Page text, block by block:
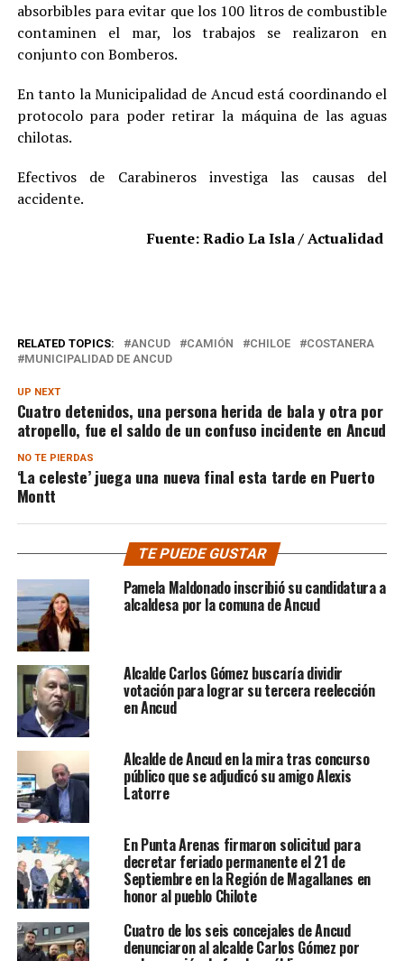
absorbibles para evitar que los 100 litros de combustible
contaminen el mar, los trabajos se realizaron en
conjunto con Bomberos.
En tanto la Municipalidad de Ancud está coordinando el
protocolo para poder retirar la máquina de las aguas
chilotas.
Efectivos de Carabineros investiga las causas del
accidente.
Fuente: Radio La Isla / Actualidad
RELATED TOPICS: ANCUD CAMIÓN CHILOE
COSTANERA
MUNICIPALIDAD DE ANCUD
UP NEXT
Cuatro detenidos, una persona herida de bala y otra por
atropello, fue el saldo de un confuso incidente en Ancud
NO TE PIERDAS
‘La celeste’ juega una nueva final esta tarde en Puerto
Montt
TE PUEDE GUSTAR
Pamela Maldonado inscribió su candidatura a
alcaldesa por la comuna de Ancud
Alcalde Carlos Gómez buscaría dividir
votación para lograr su tercera reelección
en Ancud
Alcalde de Ancud en la mira tras concurso
público que se adjudicó su amigo Alexis
Latorre
En Punta Arenas firmaron solicitud para
decretar feriado permanente el 21 de
Septiembre en la Región de Magallanes en
honor al pueblo Chilote
Cuatro de los seis concejales de Ancud
denunciaron al alcalde Carlos Gómez por